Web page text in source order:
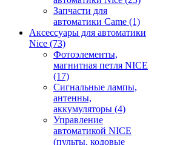
Запчасти для
автоматики Came (1)
Аксессуары для автоматики
Nice (73)
Фотоэлементы,
магнитная петля NICE
(17)
Сигнальные лампы,
антенны,
аккумуляторы (4)
Управление
автоматикой NICE
(пульты, кодовые